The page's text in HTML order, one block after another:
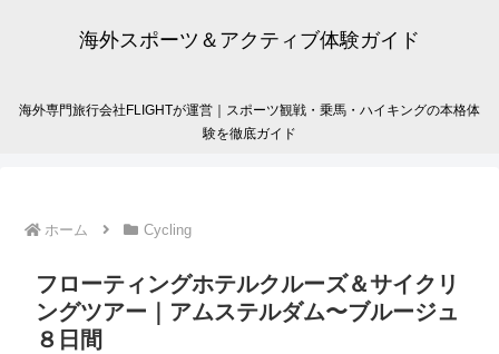
海外スポーツ＆アクティブ体験ガイド
海外専門旅行会社FLIGHTが運営｜スポーツ観戦・乗馬・ハイキングの本格体
験を徹底ガイド
ホーム Cycling
フローティングホテルクルーズ＆サイクリ
ングツアー｜アムステルダム〜ブルージュ
８日間